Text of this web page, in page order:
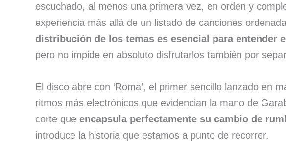
escuchado, al menos una primera vez, en orden y
experiencia más allá de un listado de canciones
distribución de los temas es esencial para entender
pero no impide en absoluto disfrutarlos también por
El disco abre con ‘Roma’, el primer sencillo lanzado en
ritmos más electrónicos que evidencian la mano de
corte que encapsula perfectamente su cambio de
introduce la historia que estamos a punto de recorrer.